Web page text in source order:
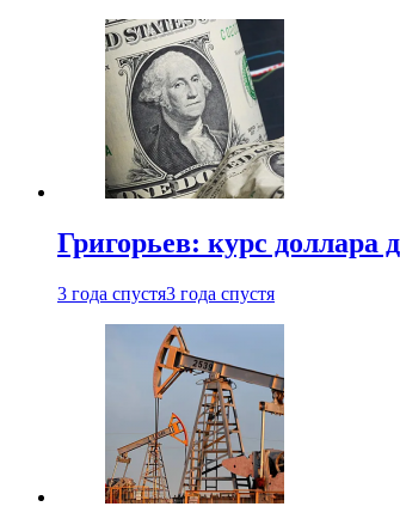
Григорьев: курс доллара
3 года спустя3 года спустя